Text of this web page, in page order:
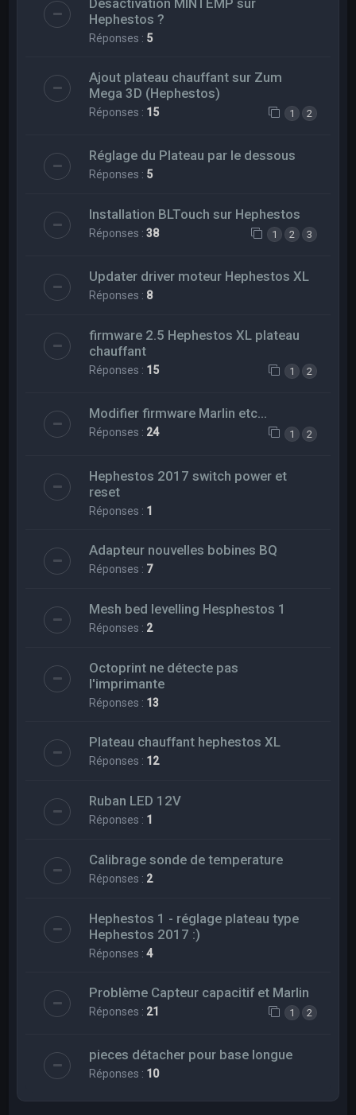
Hephestos ?
Réponses : 5
Ajout plateau chauffant sur Zum
Mega 3D (Hephestos)
Réponses : 15 1 2
Réglage du Plateau par le dessous
Réponses : 5
Installation BLTouch sur Hephestos
Réponses :38 1 2 3
Updater driver moteur Hephestos XL
Réponses : 8
firmware 2.5 Hephestos XL plateau
chauffant
Réponses : 15 1 2
Modifier firmware Marlin etc...
Réponses : 24 1 2
Hephestos 2017 switch power et
reset
Réponses : 1
Adapteur nouvelles bobines BQ
Réponses : 7
Mesh bed levelling Hesphestos 1
Réponses : 2
Octoprint ne détecte pas
l'imprimante
Réponses : 13
Plateau chauffant hephestos XL
Réponses : 12
Ruban LED 12V
Réponses : 1
Calibrage sonde de temperature
Réponses : 2
Hephestos 1 - réglage plateau type
Hephestos 2017 :)
Réponses :4
Problème Capteur capacitif et Marlin
Réponses : 21 1 2
pieces détacher pour base longue
Réponses : 10